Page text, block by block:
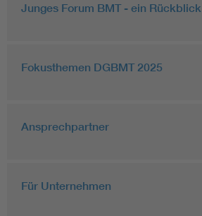
Junges Forum BMT - ein Rückblick
Fokusthemen DGBMT 2025
Ansprechpartner
Für Unternehmen